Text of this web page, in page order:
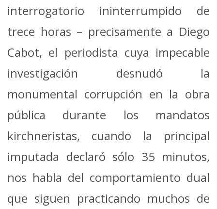
interrogatorio ininterrumpido de
trece horas – precisamente a Diego
Cabot, el periodista cuya impecable
investigación desnudó la
monumental corrupción en la obra
pública durante los mandatos
kirchneristas, cuando la principal
imputada declaró sólo 35 minutos,
nos habla del comportamiento dual
que siguen practicando muchos de